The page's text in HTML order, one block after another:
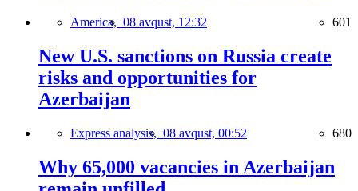
America, 08 avqust, 12:32 601
New U.S. sanctions on Russia create
risks and opportunities for
Azerbaijan
Express analysis, 08 avqust, 00:52 680
Why 65,000 vacancies in Azerbaijan